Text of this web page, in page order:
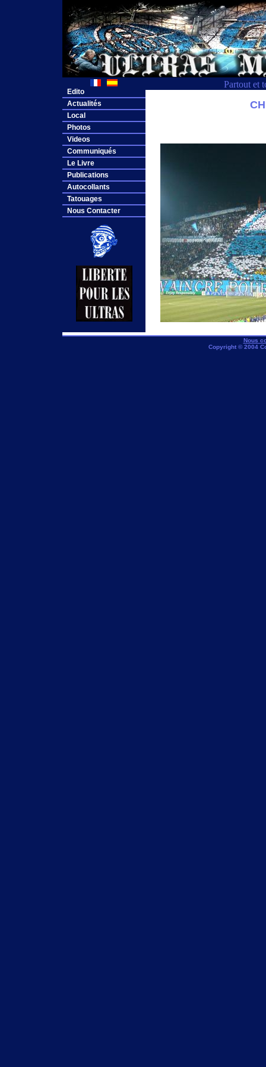
Partout et
Edito
Actualités
Local
Photos
Videos
Communiqués
Le Livre
Publications
Autocollants
Tatouages
Nous Contacter
Nous
Copyright © 2004